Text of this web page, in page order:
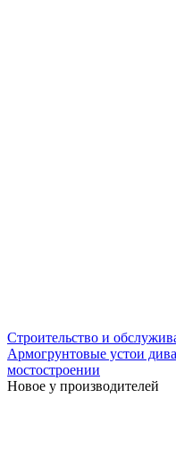
Строительство и
Армогрунтовые устои
мостостроении
Новое у производителей